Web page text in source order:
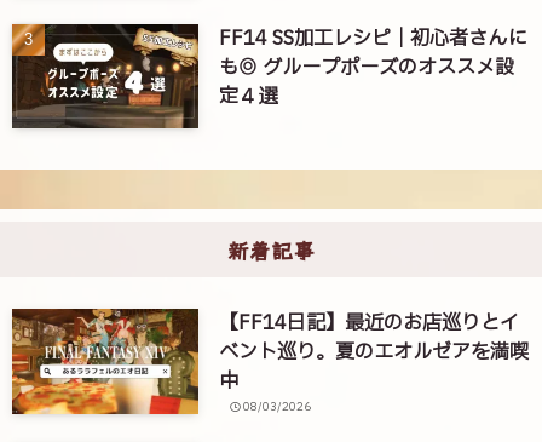
FF14 SS加工レシピ｜初心者さんに
も◎ グループポーズのオススメ設
定４選
新着記事
【FF14日記】最近のお店巡りとイ
ベント巡り。夏のエオルゼアを満喫
中
08/03/2026